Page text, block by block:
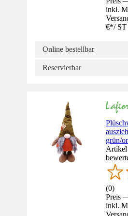
inkl.
€*/ ST
Online bestellbar
Reservierbar
grün/
Artikel
(0)
Preis
inkl.